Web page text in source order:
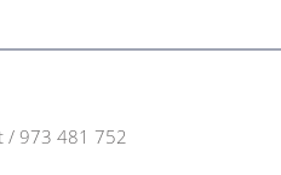
/ 973 481 752